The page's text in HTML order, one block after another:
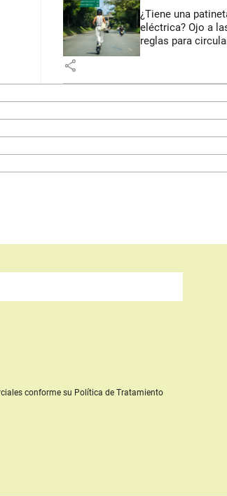
¿Tiene una
eléctrica? Ojo a
reglas para
share
conforme su Política de Tratamiento